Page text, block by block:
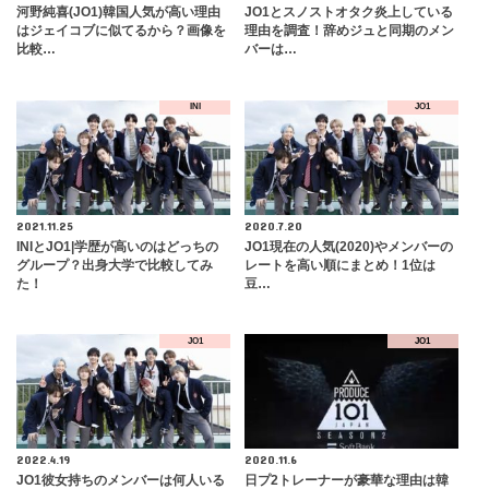
河野純喜(JO1)韓国人気が高い理由
はジェイコブに似てるから？画像を
比較…
JO1とスノストオタク炎上している
理由を調査！辞めジュと同期のメン
バーは…
INI
2021.11.25
INIとJO1|学歴が高いのはどっちの
グループ？出身大学で比較してみ
た！
JO1
2020.7.20
JO1現在の人気(2020)やメンバーの
レートを高い順にまとめ！1位は
豆…
JO1
2022.4.19
JO1彼女持ちのメンバーは何人いる
JO1
2020.11.6
日プ2トレーナーが豪華な理由は韓